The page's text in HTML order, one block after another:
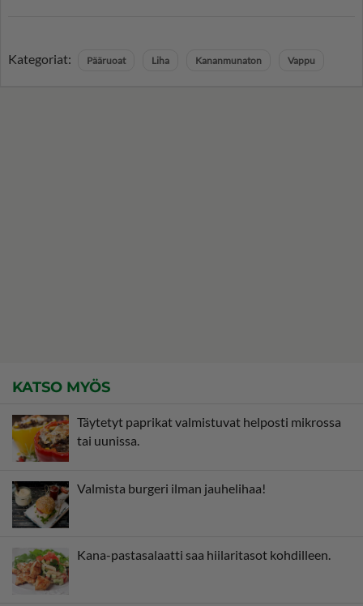
Kategoriat: Pääruoat Liha Kananmunaton Vappu
KATSO MYÖS
Täytetyt paprikat valmistuvat helposti mikrossa
tai uunissa.
Valmista burgeri ilman jauhelihaa!
Kana-pastasalaatti saa hiilaritasot kohdilleen.